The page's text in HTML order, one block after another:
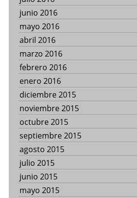
junio 2016
mayo 2016
abril 2016
marzo 2016
febrero 2016
enero 2016
diciembre 2015
noviembre 2015
octubre 2015
septiembre 2015
agosto 2015
julio 2015
junio 2015
mayo 2015